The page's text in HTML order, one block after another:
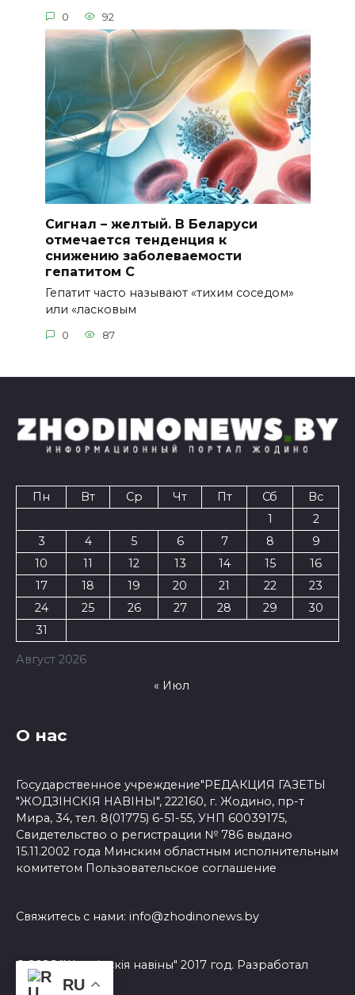
0 92
Сигнал – желтый. В Беларуси
отмечается тенденция к
снижению заболеваемости
гепатитом С
Гепатит часто называют «тихим соседом»
или «ласковым
0 87
Август 2026
Пн Вт Ср Чт Пт Сб
Вс
1
2
3
4 5 6 7 8
9
10
11 12 13 14 15
16
17
18 19 20 21 22
23
24
25 26 27 28 29
30
31
« Июл
О нас
Государственное учреждение"РЕДАКЦИЯ ГАЗЕТЫ
"ЖОДЗІНСКІЯ НАВІНЫ", 222160, г. Жодино, пр-т
Мира, 34, тел. 8(01775) 6-51-55, УНП 60039175,
Свидетельство о регистрации № 786 выдано
15.11.2002 года Минским областным исполнительным
комитетом Пользовательское соглашение
Свяжитесь с нами: info@zhodinonews.by
© 2026 "Жодзiнскiя навiны" 2017 год. Разработал
3Dsite.byRU